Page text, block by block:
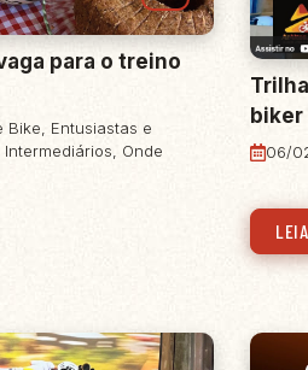
para o treino
Bike, Entusiastas e
Intermediários, Onde
06/